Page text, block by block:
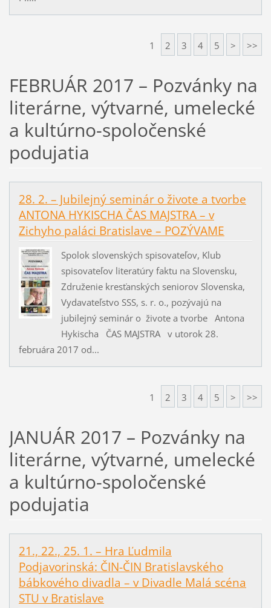
1 2 3 4 5 > >>
FEBRUÁR 2017 – Pozvánky na
literárne, výtvarné, umelecké
a kultúrno-spoločenské
podujatia
28. 2. – Jubilejný seminár o živote a tvorbe
ANTONA HYKISCHA ČAS MAJSTRA – v
Zichyho paláci Bratislave – POZÝVAME
Spolok slovenských spisovateľov, Klub
spisovateľov literatúry faktu na Slovensku,
Združenie kresťanských seniorov Slovenska,
Vydavateľstvo SSS, s. r. o., pozývajú na
jubilejný seminár o živote a tvorbe Antona
Hykischa ČAS MAJSTRA v utorok 28.
februára 2017 od...
1 2 3 4 5 > >>
JANUÁR 2017 – Pozvánky na
literárne, výtvarné, umelecké
a kultúrno-spoločenské
podujatia
21., 22., 25. 1. – Hra Ľudmila
Podjavorinská: ČIN-ČIN Bratislavského
bábkového divadla – v Divadle Malá scéna
STU v Bratislave